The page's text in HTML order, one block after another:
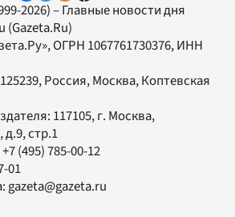
2026) – Главные новости дня
(Gazeta.Ru)
, ОГРН 1067761730376, ИНН
Россия, Москва, Коптевская
117105, г. Москва,
стр.1
+7 (495) 785-00-12
01
gazeta@gazeta.ru